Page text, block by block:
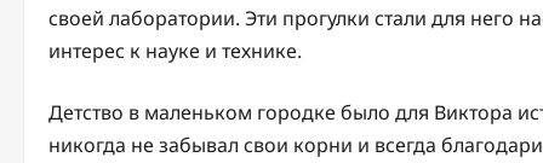
своей лаборатории. Эти прогулки стали для него
интерес к науке и технике.
Детство в маленьком городке было для Виктора
никогда не забывал свои корни и всегда